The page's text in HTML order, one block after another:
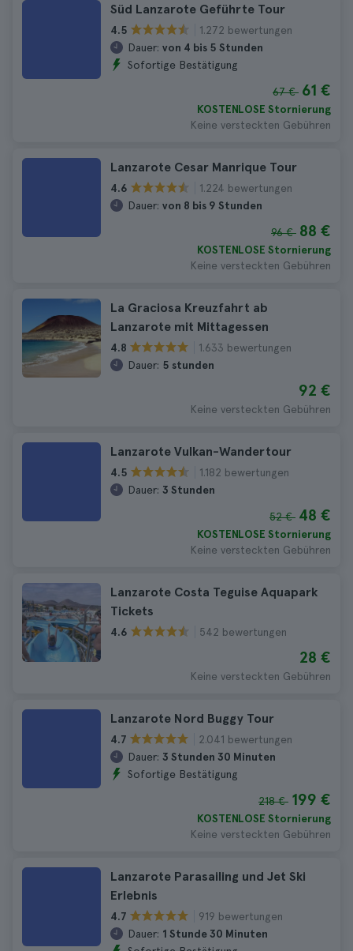
Süd Lanzarote Geführte Tour
4.5
1.272 bewertungen
Dauer: von 4 bis 5 Stunden
Sofortige Bestätigung
67 € 61 €
KOSTENLOSE Stornierung
Keine versteckten Gebühren
Lanzarote Cesar Manrique Tour
4.6
1.224 bewertungen
Dauer: von 8 bis 9 Stunden
96 € 88 €
KOSTENLOSE Stornierung
Keine versteckten Gebühren
La Graciosa Kreuzfahrt ab
Lanzarote mit Mittagessen
4.8
1.633 bewertungen
Dauer: 5 stunden
92 €
Keine versteckten Gebühren
Lanzarote Vulkan-Wandertour
4.5
1.182 bewertungen
Dauer: 3 Stunden
52 € 48 €
KOSTENLOSE Stornierung
Keine versteckten Gebühren
Lanzarote Costa Teguise Aquapark
Tickets
4.6 542 bewertungen
28 €
Keine versteckten Gebühren
Lanzarote Nord Buggy Tour
4.7
2.041 bewertungen
Dauer: 3 Stunden 30 Minuten
Sofortige Bestätigung
218 € 199 €
KOSTENLOSE Stornierung
Keine versteckten Gebühren
Lanzarote Parasailing und Jet Ski
Erlebnis
4.7
919 bewertungen
Dauer: 1 Stunde 30 Minuten